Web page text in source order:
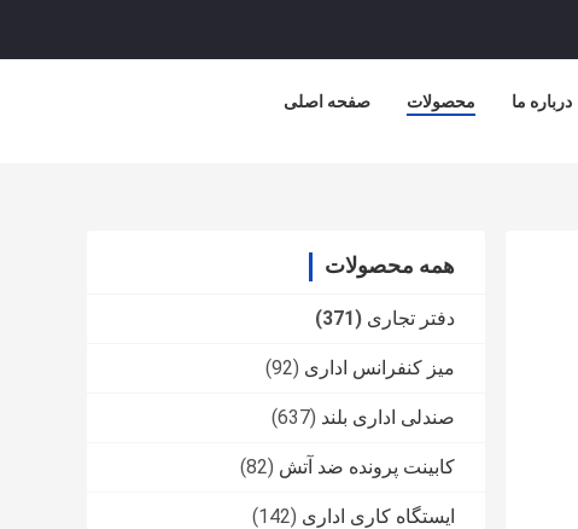
صفحه اصلی محصولات درباره ما
همه محصولات
دفتر تجاری (371)
میز کنفرانس اداری (92)
صندلی اداری بلند (637)
کابينت پرونده ضد آتش (82)
ایستگاه کاری اداری (142)